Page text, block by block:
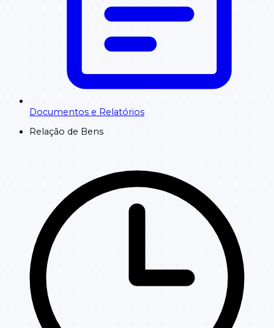
Documentos e Relatórios
Relação de Bens